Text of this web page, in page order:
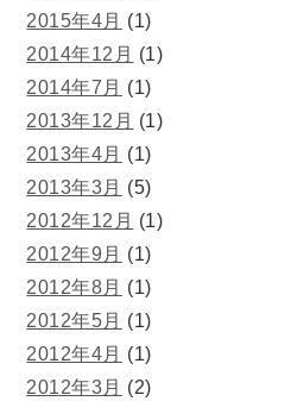
2015年4月 (1)
2014年12月 (1)
2014年7月 (1)
2013年12月 (1)
2013年4月 (1)
2013年3月 (5)
2012年12月 (1)
2012年9月 (1)
2012年8月 (1)
2012年5月 (1)
2012年4月 (1)
2012年3月 (2)